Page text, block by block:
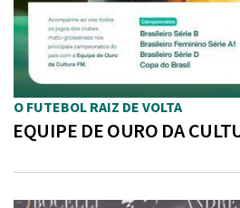
O FUTEBOL RAIZ DE VOLTA
EQUIPE DE OURO DA